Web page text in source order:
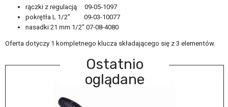
rączki z regulacją 09-05-1097
pokrętła L 1/2" 09-03-10077
nasadki 21 mm 1/2" 07-08-4080
Oferta dotyczy 1 kompletnego klucza składającego się z 3 elementów.
Ostatnio
oglądane